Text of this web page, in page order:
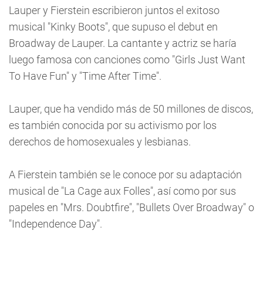
Lauper y Fierstein escribieron juntos el exitoso
musical "Kinky Boots", que supuso el debut en
Broadway de Lauper. La cantante y actriz se haría
luego famosa con canciones como "Girls Just Want
To Have Fun" y "Time After Time".
Lauper, que ha vendido más de 50 millones de discos,
es también conocida por su activismo por los
derechos de homosexuales y lesbianas.
A Fierstein también se le conoce por su adaptación
musical de "La Cage aux Folles", así como por sus
papeles en "Mrs. Doubtfire", "Bullets Over Broadway" o
"Independence Day".